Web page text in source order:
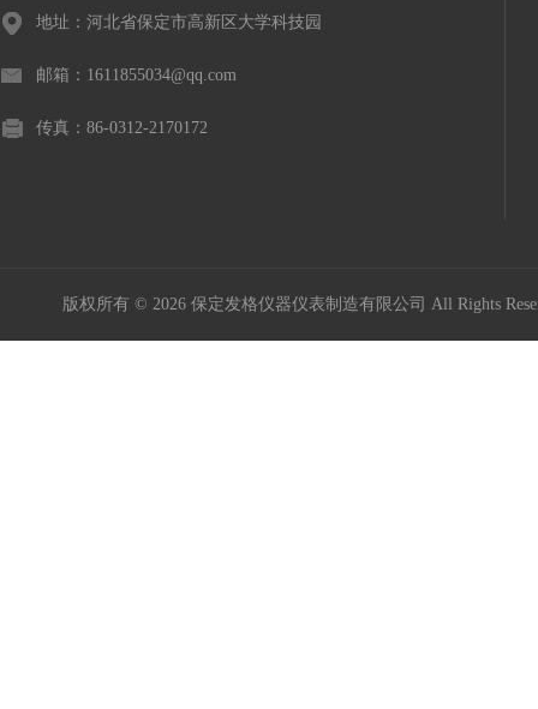
地址：河北省保定市高新区大学科技园
邮箱：1611855034@qq.com
传真：86-0312-2170172
版权所有 © 2026 保定发格仪器仪表制造有限公司 All Rights